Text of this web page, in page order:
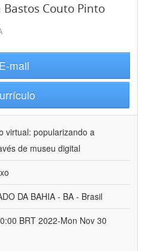
Bastos Couto Pinto
E-mail
virtual: popularizando a
de museu digital
DA BAHIA - BA - Brasil
BRT 2022-Mon Nov 30